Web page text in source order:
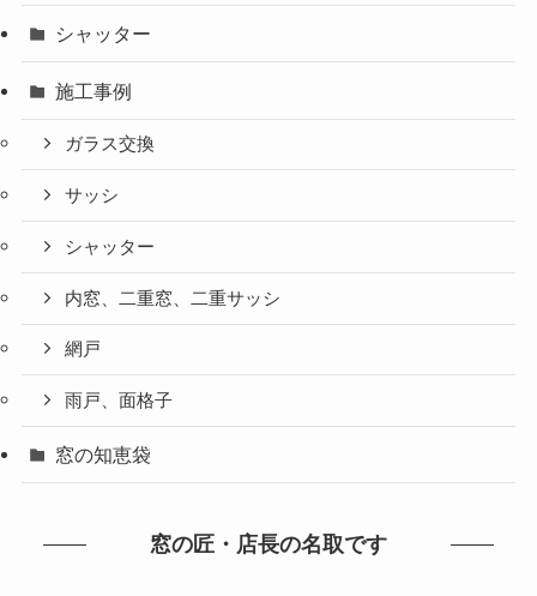
シャッター
施工事例
ガラス交換
サッシ
シャッター
内窓、二重窓、二重サッシ
網戸
雨戸、面格子
窓の知恵袋
窓の匠・店長の名取です